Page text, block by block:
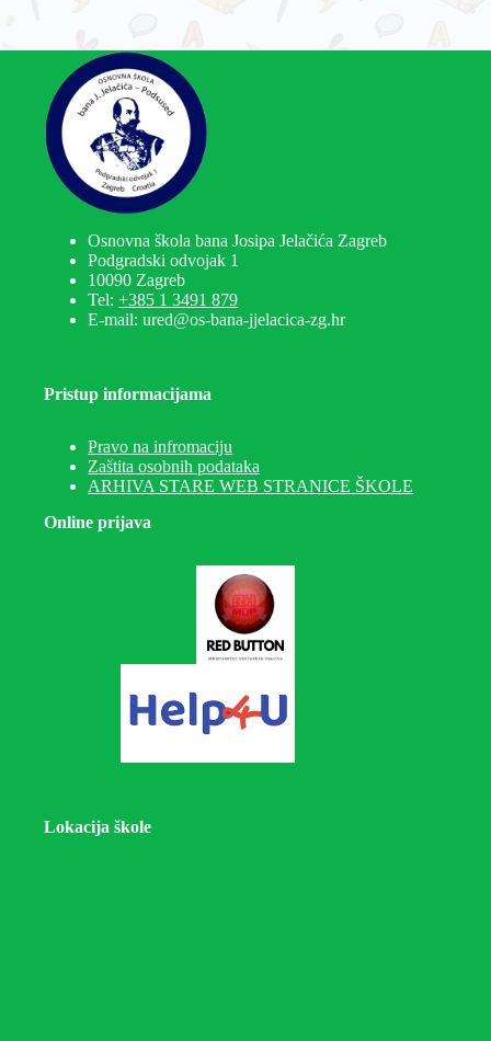
Osnovna škola bana Josipa Jelačića Zagreb
Podgradski odvojak 1
10090 Zagreb
Tel:+385 1 3491 879
E-mail: ured@os-bana-jjelacica-zg.hr
Pristup informacijama
Pravo na infromaciju
Zaštita osobnih podataka
ARHIVA STARE WEB STRANICE ŠKOLE
Online prijava
Lokacija škole